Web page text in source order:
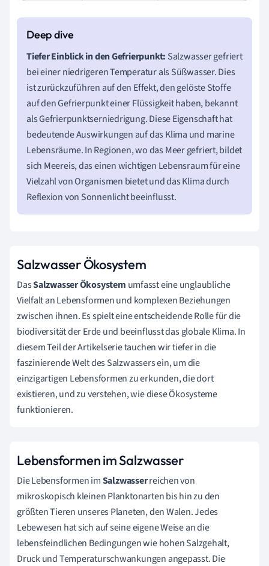
Tiefer Einblick in den Gefrierpunkt: Salzwasser gefriert
bei einer niedrigeren Temperatur als Süßwasser. Dies
ist zurückzuführen auf den Effekt, den gelöste Stoffe
auf den Gefrierpunkt einer Flüssigkeit haben, bekannt
als Gefrierpunktserniedrigung. Diese Eigenschaft hat
bedeutende Auswirkungen auf das Klima und marine
Lebensräume. In Regionen, wo das Meer gefriert, bildet
sich Meereis, das einen wichtigen Lebensraum für eine
Vielzahl von Organismen bietet und das Klima durch
Reflexion von Sonnenlicht beeinflusst.
Salzwasser Ökosystem
DasSalzwasser Ökosystem umfasst eine unglaubliche
Vielfalt an Lebensformen und komplexen Beziehungen
zwischen ihnen. Es spielt eine entscheidende Rolle für die
biodiversität der Erde und beeinflusst das globale Klima. In
diesem Teil der Artikelserie tauchen wir tiefer in die
faszinierende Welt des Salzwassers ein, um die
einzigartigen Lebensformen zu erkunden, die dort
existieren, und zu verstehen, wie diese Ökosysteme
funktionieren.
Lebensformen im Salzwasser
Die Lebensformen imSalzwasserreichen von
mikroskopisch kleinen Planktonarten bis hin zu den
größten Tieren unseres Planeten, den Walen. Jedes
Lebewesen hat sich auf seine eigene Weise an die
lebensfeindlichen Bedingungen wie hohen Salzgehalt,
Druck und Temperaturschwankungen angepasst. Die